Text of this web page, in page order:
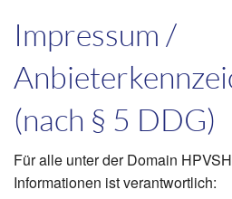
Hilfsangebote
Veranstaltungen
Service
Kontakt
Impressum /
(nach § 5 DDG)
Für alle unter der Domain
Informationen ist verantwortlich: